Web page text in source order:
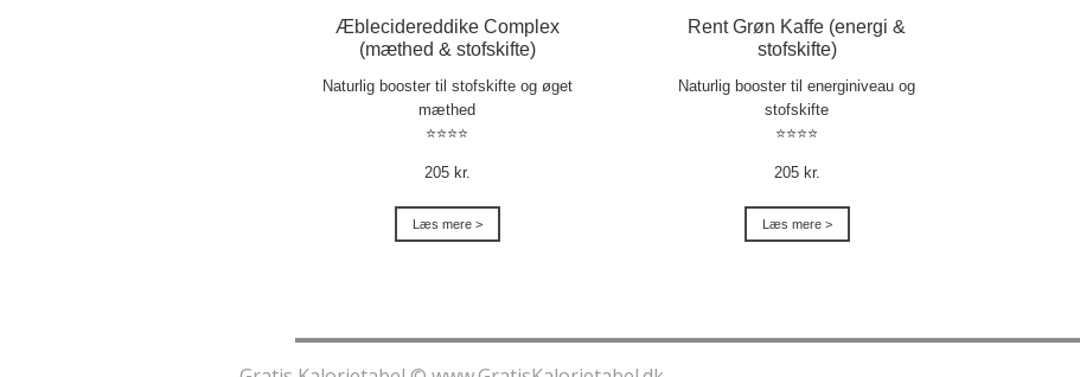
Æblecidereddike Complex
(mæthed & stofskifte)
Naturlig booster til stofskifte og øget
mæthed
⭐⭐⭐⭐
205 kr.
Læs mere >
Rent Grøn Kaffe (energi &
stofskifte)
Naturlig booster til energiniveau og
stofskifte
⭐⭐⭐⭐
205 kr.
Læs mere >